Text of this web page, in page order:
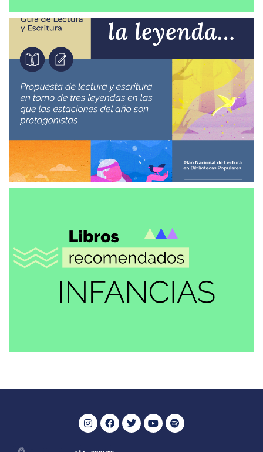
RECOMENDACIONES
Guía de lectura y escritura: Cuenta la
RECOMENDACIONES
3155 o el número de la tristeza